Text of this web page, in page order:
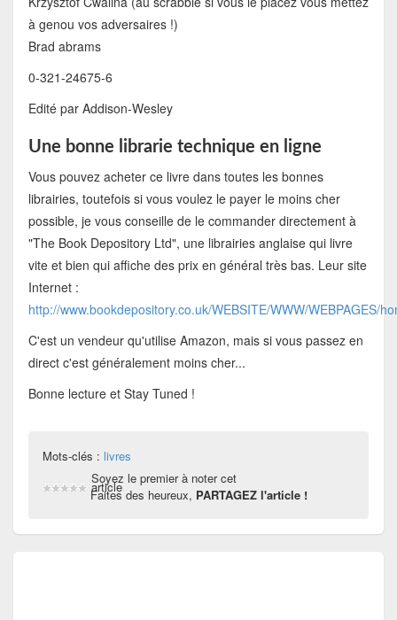
à genou vos adversaires !)
Brad abrams
0-321-24675-6
Edité par Addison-Wesley
Une bonne librarie technique en ligne
Vous pouvez acheter ce livre dans toutes les bonnes
librairies, toutefois si vous voulez le payer le moins cher
possible, je vous conseille de le commander directement à
"The Book Depository Ltd", une librairies anglaise qui livre
vite et bien qui affiche des prix en général très bas. Leur site
Internet :
http://www.bookdepository.co.uk/WEBSITE/WWW/WEBPAGES/
C'est un vendeur qu'utilise Amazon, mais si vous passez en
direct c'est généralement moins cher...
Bonne lecture et Stay Tuned !
Mots-clés : livres
Soyez le premier à noter cet
article
Faites des heureux, PARTAGEZ l'article !